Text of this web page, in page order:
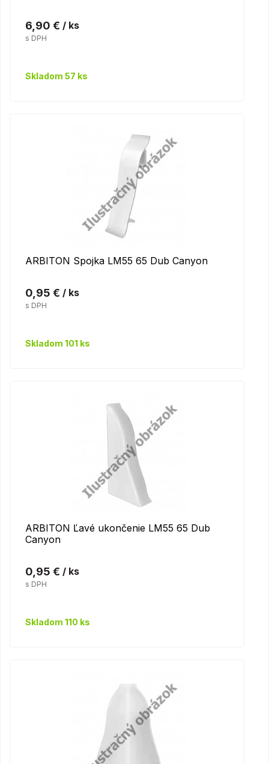
6,90 € / ks
s DPH
Skladom 57 ks
ARBITON Spojka LM55 65 Dub Canyon
0,95 € / ks
s DPH
Skladom 101 ks
ARBITON Ľavé ukončenie LM55 65 Dub
Canyon
0,95 € / ks
s DPH
Skladom 110 ks